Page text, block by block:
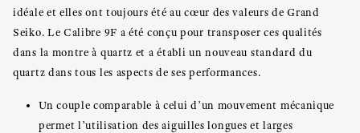
idéale et elles ont toujours été au cœur des valeurs de Grand
Seiko. Le Calibre 9F a été conçu pour transposer ces qualités
dans la montre à quartz et a établi un nouveau standard du
quartz dans tous les aspects de ses performances.
Un couple comparable à celui d’un mouvement mécanique
permet l’utilisation des aiguilles longues et larges